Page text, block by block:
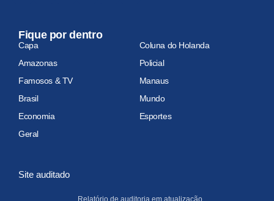
Fique por dentro
Capa
Coluna do Holanda
Amazonas
Policial
Famosos & TV
Manaus
Brasil
Mundo
Economia
Esportes
Geral
Site auditado
Relatório de auditoria em atualização